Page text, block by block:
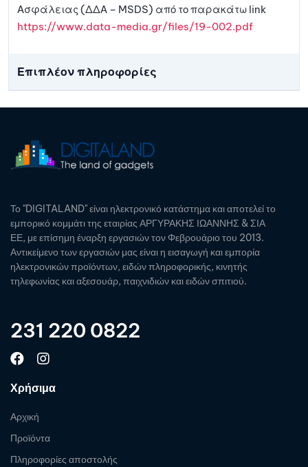
Ασφάλειας (ΔΔΑ – MSDS) από το παρακάτω link
https://www.data-media.gr/files/19-002.pdf
Επιπλέον πληροφορίες
Το "DIGITALAND" είναι ηλεκτρονικό κατάστημα και αποτελεί το
εμπορικό κομμάτι της εταιρίας ΑΡΓΥΡΑΚΗΣ ΙΩΑΝΝΗΣ & ΣΙΑ
ΕΕ, με επίσημη έναρξη εργασιών τον Φεβρουάριο του 2013.
Αντικείμενο των εργασιών μας είναι η εισαγωγή και εμπορία
ηλεκτρονικών προϊόντων, ειδών πληροφορικής, κινητής
τηλεφωνίας και αξεσουάρ, παιχνιδιών και ειδών σπιτιού.
231 220 0822
Χρήσιμα
Αρχική
Προϊόντα
Πληροφορίες αποστολής